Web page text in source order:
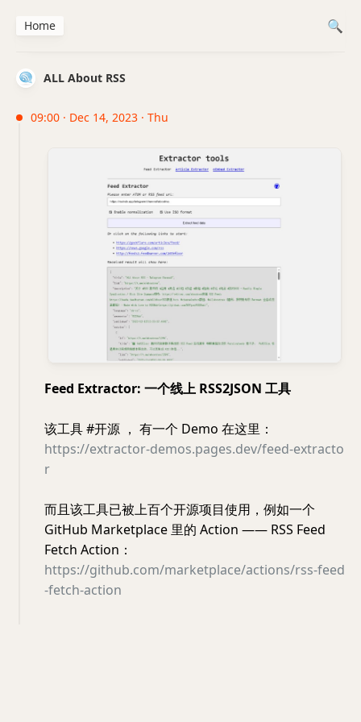
ALL About RSS
09:00 · Dec 14, 2023 · Thu
Feed Extractor: 一个线上 RSS2JSON 工具
该工具 #开源 ， 有一个 Demo 在这里：
https://extractor-demos.pages.dev/feed-extracto
r
而且该工具已被上百个开源项目使用，例如一个
GitHub Marketplace 里的 Action —— RSS Feed
Fetch Action：
https://github.com/marketplace/actions/rss-feed
-fetch-action
Home